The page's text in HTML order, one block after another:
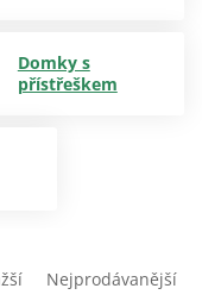
Domky s
přístřeškem
Nejprodávanější